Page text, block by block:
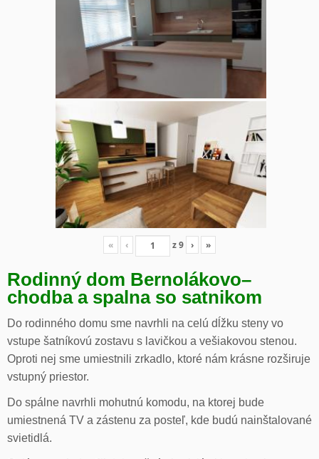
« ‹ z9 › »
Rodinný dom Bernolákovo–
chodba a spalna so satnikom
Do rodinného domu sme navrhli na celú dĺžku steny vo
vstupe šatníkovú zostavu s lavičkou a vešiakovou stenou.
Oproti nej sme umiestnili zrkadlo, ktoré nám krásne rozširuje
vstupný priestor.
Do spálne navrhli mohutnú komodu, na ktorej bude
umiestnená TV a zástenu za posteľ, kde budú nainštalované
svietidlá.